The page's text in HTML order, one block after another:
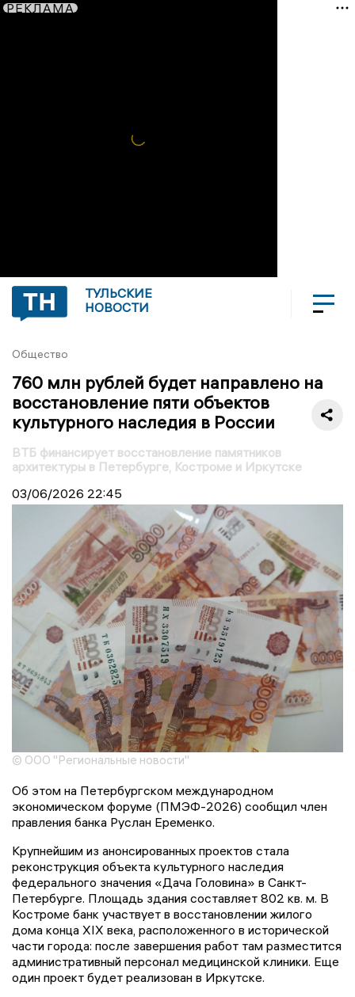
РЕКЛАМА
ТУЛЬСКИЕ
НОВОСТИ
Общество
760 млн рублей будет направлено на
восстановление пяти объектов
культурного наследия в России
ВТБ финансирует восстановление памятников
архитектуры в Петербурге, Костроме и Иркутске
03/06/2026 22:45
© ООО "Региональные новости"
Об этом на Петербургском международном
экономическом форуме (ПМЭФ-2026) сообщил член
правления банка Руслан Еременко.
Крупнейшим из анонсированных проектов стала
реконструкция объекта культурного наследия
федерального значения «Дача Головина» в Санкт-
Петербурге. Площадь здания составляет 802 кв. м. В
Костроме банк участвует в восстановлении жилого
дома конца XIX века, расположенного в исторической
части города: после завершения работ там разместится
административный персонал медицинской клиники. Еще
один проект будет реализован в Иркутске.